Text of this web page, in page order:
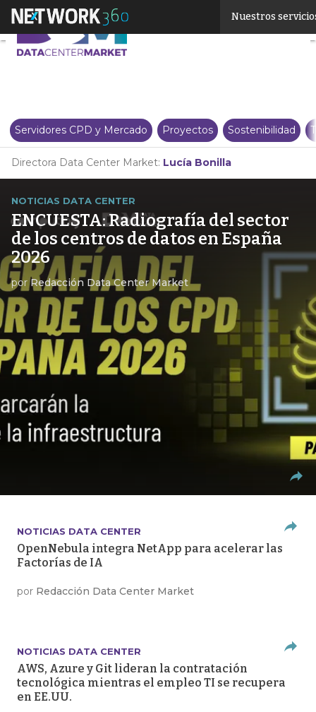
Nuestros
Servidores CPD y Mercado Proyectos Sostenibilidad
Directora Data Center Market: Lucía Bonilla
NOTICIAS DATA CENTER
ENCUESTA: Radiografía del sector
de los centros de datos en España
2026
porRedacción Data Center Market
NOTICIAS DATA CENTER
OpenNebula integra NetApp para acelerar las
Factorías de IA
por Redacción Data Center Market
NOTICIAS DATA CENTER
AWS, Azure y Git lideran la contratación
tecnológica mientras el empleo TI se recupera
en EE.UU.